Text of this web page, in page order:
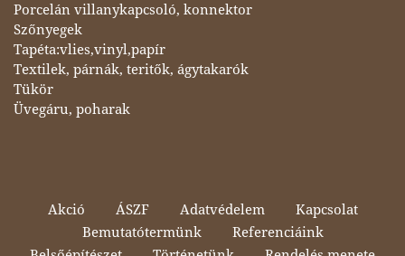
Porcelán villanykapcsoló, konnektor
Szőnyegek
Tapéta:vlies,vinyl,papír
Textilek, párnák, teritők, ágytakarók
Tükör
Üvegáru, poharak
Akció ÁSZF Adatvédelem
Kapcsolat
Bemutatótermünk
Referenciáink